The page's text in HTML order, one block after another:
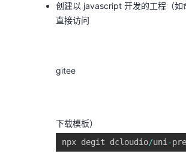
创建以 javascript 开发的工程（如
直接访问
gitee
下载模板）
npx degit dcloudio/uni -